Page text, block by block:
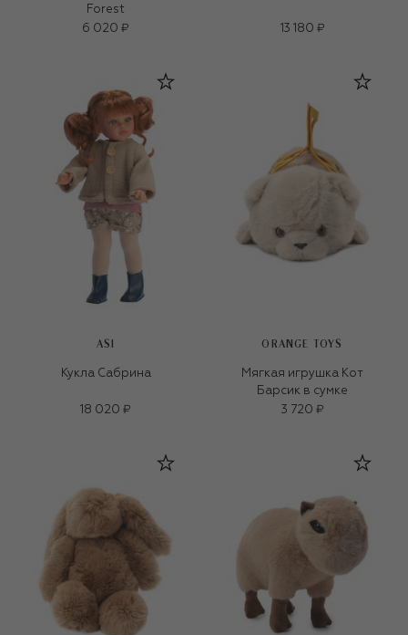
Forest
6 020 ₽
13 180 ₽
ASI
Кукла Сабрина
18 020 ₽
ORANGE TOYS
Мягкая игрушка Кот
Барсик в сумке
3 720 ₽